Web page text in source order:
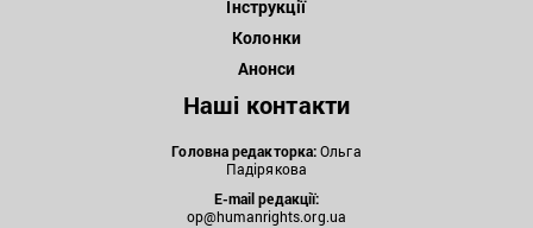
Інструкції
Колонки
Анонси
Наші контакти
Головна редакторка:Ольга
Падірякова
E-mail редакції:
op@humanrights.org.ua